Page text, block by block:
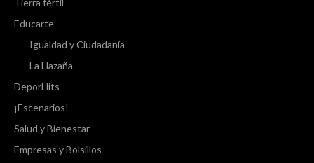
Educarte
Igualdad y Ciudadanía
La Hazaña
DeporHits
¡Escenarios!
Salud y Bienestar
Empresas y Bolsillos